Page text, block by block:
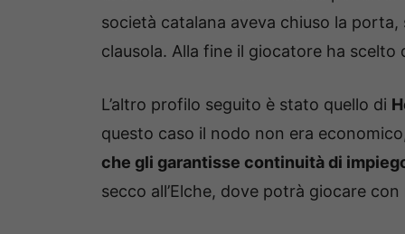
società catalana aveva chiuso la
clausola. Alla fine il giocatore ha
L’altro profilo seguito è stato quello di
questo caso il nodo non era
che gli garantisse continuità di
secco all’Elche, dove potrà giocare